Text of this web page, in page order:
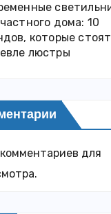
дома: 10
которые стоят
люстры
для